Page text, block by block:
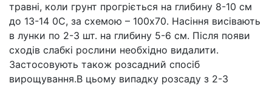
травні, коли грунт прогріється на глибину 8-10 см
до 13-14 0С, за схемою – 100х70. Насіння висівають
в лунки по 2-3 шт. на глибину 5-6 см. Після появи
сходів слабкі рослини необхідно видалити.
Застосовують також розсадний спосіб
вирощування.В цьому випадку розсаду з 2-3